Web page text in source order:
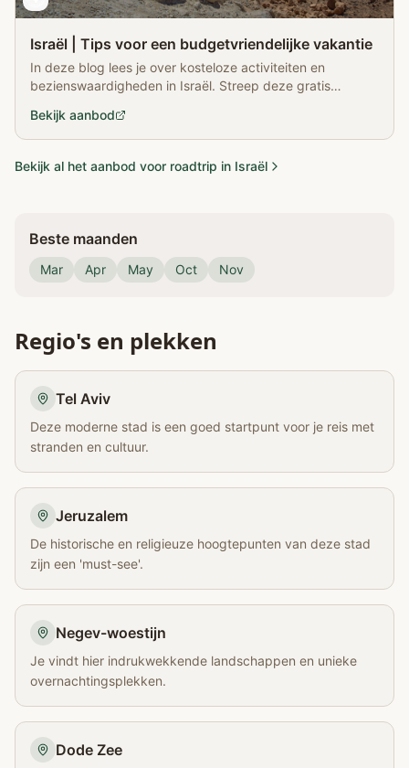
Israël | Tips voor een budgetvriendelijke vakantie
In deze blog lees je over kosteloze activiteiten en
bezienswaardigheden in Israël. Streep deze gratis
Bekijk aanbod
Bekijk al het aanbod voor roadtrip in Israël
Beste maanden
Mar Apr May Oct Nov
Regio's en plekken
Tel Aviv
Deze moderne stad is een goed startpunt voor je reis met
stranden en cultuur.
Jeruzalem
De historische en religieuze hoogtepunten van deze stad
zijn een 'must-see'.
Negev-woestijn
Je vindt hier indrukwekkende landschappen en unieke
overnachtingsplekken.
Dode Zee